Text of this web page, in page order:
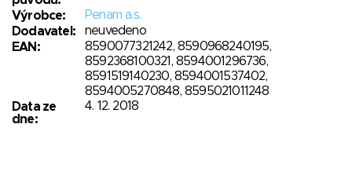
Výrobce:
Penam a.s.
Dodavatel:
neuvedeno
EAN:
8590077321242, 8590968240195,
8592368100321, 8594001296736,
8591519140230, 8594001537402,
8594005270848, 8595021011248
Data ze
dne:
4. 12. 2018